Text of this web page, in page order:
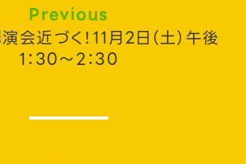
Previous
会近づく！11月2日（土）午後
1：30～2：30